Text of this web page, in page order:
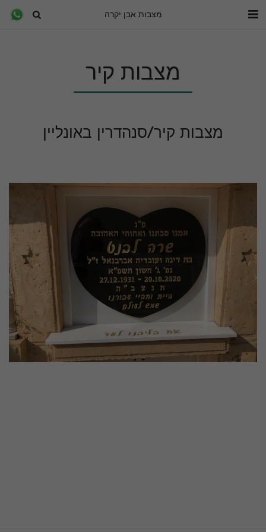
מצבות אבן יקרה
מצבות קיר
מצבות קיר/סנהדרין באונליין